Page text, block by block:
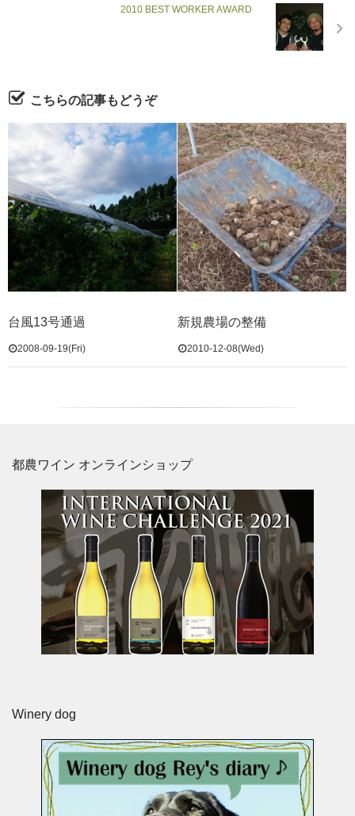
2010 BEST WORKER AWARD
こちらの記事もどうぞ
台風13号通過
2008-09-19(Fri)
新規農場の整備
2010-12-08(Wed)
都農ワイン オンラインショップ
Winery dog